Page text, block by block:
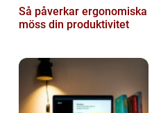
Så påverkar ergonomiska
möss din produktivitet